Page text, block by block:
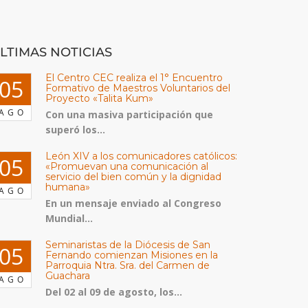
NOTICIAS
El Centro CEC realiza el 1° Encuentro
Formativo de Maestros Voluntarios del
Proyecto «Talita Kum»
Con una masiva participación que
superó los...
León XIV a los comunicadores católicos:
«Promuevan una comunicación al
servicio del bien común y la dignidad
humana»
En un mensaje enviado al Congreso
Mundial...
Seminaristas de la Diócesis de San
Fernando comienzan Misiones en la
Parroquia Ntra. Sra. del Carmen de
Guachara
Del 02 al 09 de agosto, los...